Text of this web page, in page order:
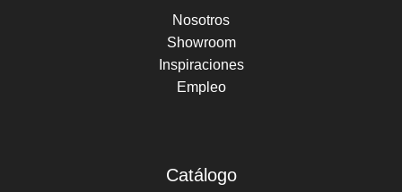
Nosotros
Showroom
Inspiraciones
Empleo
Catálogo